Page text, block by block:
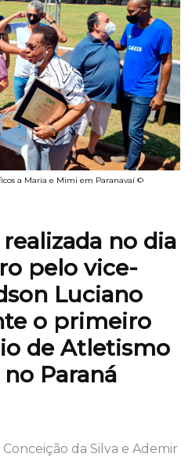
a Maria e Mimi em Paranavaí ©
no dia
pelo vice-
Luciano
o primeiro
de Atletismo
Paraná
da Silva e Ademir